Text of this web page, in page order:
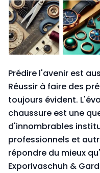
Prédire l'avenir est
Réussir à faire des
toujours évident.
chaussure est une
d'innombrables
professionnels et
répondre du mieux
Exporivaschuh &